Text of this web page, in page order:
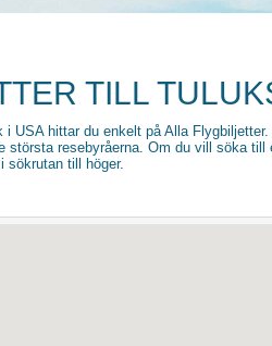
TILL
i USA hittar du enkelt på Alla
största resebyråerna. Om du vill söka till
sökrutan till höger.